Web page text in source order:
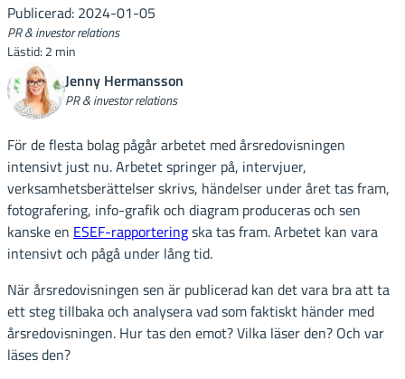
Publicerad: 2024-01-05
PR & investor relations
Lästid: 2 min
Jenny Hermansson
PR & investor relations
För de flesta bolag pågår arbetet med årsredovisningen
intensivt just nu. Arbetet springer på, intervjuer,
verksamhetsberättelser skrivs, händelser under året tas fram,
fotografering, info-grafik och diagram produceras och sen
kanske en ESEF-rapporteringska tas fram. Arbetet kan vara
intensivt och pågå under lång tid.
När årsredovisningen sen är publicerad kan det vara bra att ta
ett steg tillbaka och analysera vad som faktiskt händer med
årsredovisningen. Hur tas den emot? Vilka läser den? Och var
läses den?